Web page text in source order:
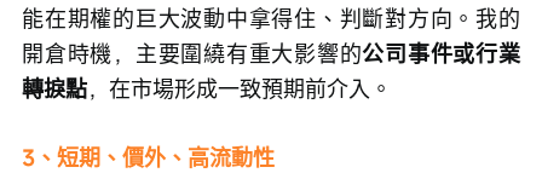
能在期權的巨大波動中拿得住、判斷對方向。我的
開倉時機，主要圍繞有重大影響的公司事件或行業
轉捩點，在市場形成一致預期前介入。
3、短期、價外、高流動性